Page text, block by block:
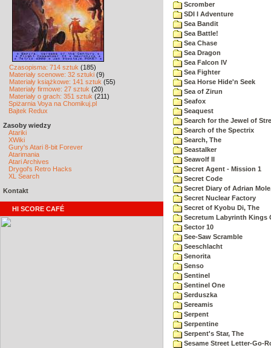
Czasopisma: 714 sztuk (185)
Materiały scenowe: 32 sztuki (9)
Materiały książkowe: 141 sztuk (55)
Materiały firmowe: 27 sztuk (20)
Materiały o grach: 351 sztuk (211)
Spiżarnia Voya na Chomikuj.pl
Bajtek Redux
Zasoby wiedzy
Atariki
XWiki
Gury's Atari 8-bit Forever
Atarimania
Atari Archives
Drygol's Retro Hacks
XL Search
Kontakt
HI SCORE CAFÉ
Scromber
SDI I Adventure
Sea Bandit
Sea Battle!
Sea Chase
Sea Dragon
Sea Falcon IV
Sea Fighter
Sea Horse Hide'n Seek
Sea of Zirun
Seafox
Seaquest
Search for the Jewel of
Search of the Spectrix
Search, The
Seastalker
Seawolf II
Secret Agent - Mission 1
Secret Code
Secret Diary of Adrian
Secret Nuclear Factory
Secret of Kyobu Di, The
Secretum Labyrinth Kings
Sector 10
See-Saw Scramble
Seeschlacht
Senorita
Senso
Sentinel
Sentinel One
Serduszka
Sereamis
Serpent
Serpentine
Serpent's Star, The
Sesame Street Letter-Go-